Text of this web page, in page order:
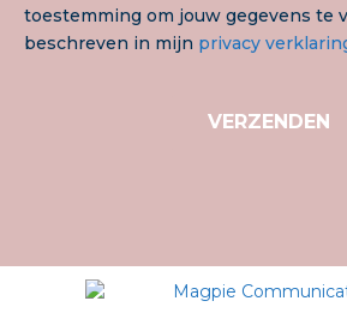
toestemming om jouw gegevens te
beschreven in mijn privacy
VERZENDEN